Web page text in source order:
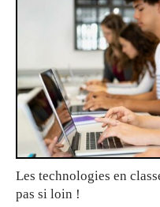
Les technologies en
pas si loin !